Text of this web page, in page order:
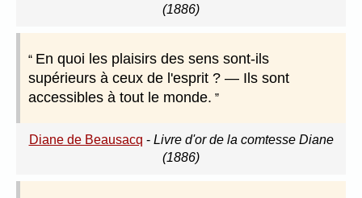
(1886)
En quoi les plaisirs des sens sont-ils
supérieurs à ceux de l'esprit ? — Ils sont
accessibles à tout le monde.
Diane de Beausacq - Livre d'or de la comtesse Diane
(1886)